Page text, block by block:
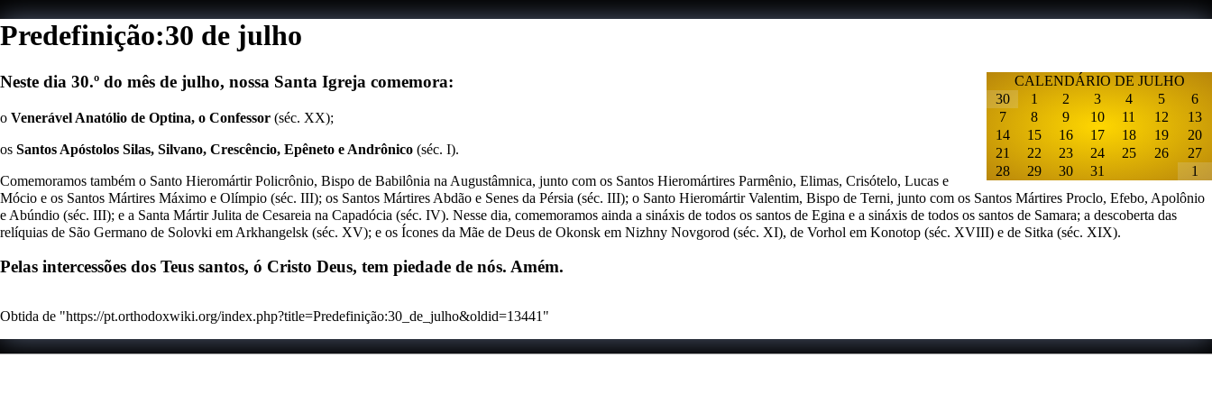
Predefinição:30 de julho
CALENDÁRIO DE JULHO
30
1 2 3 4 5
6
7
8 9 10 11 12
13
14
15 16 17 18 19
20
21
22 23 24 25 26
27
28
29 30 31 1
Neste dia 30.º do mês de julho, nossa Santa Igreja comemora:
o Venerável Anatólio de Optina, o Confessor (séc. XX);
os Santos Apóstolos Silas, Silvano, Crescêncio, Epêneto e Andrônico (séc. I).
Comemoramos também o Santo Hieromártir Policrônio, Bispo de Babilônia na Augustâmnica, junto com os Santos Hieromártires Parmênio, Elimas, Crisótelo, Lucas e
Mócio e os Santos Mártires Máximo e Olímpio (séc. III); os Santos Mártires Abdão e Senes da Pérsia (séc. III); o Santo Hieromártir Valentim, Bispo de Terni, junto com os Santos Mártires Proclo, Efebo, Apolônio
e Abúndio (séc. III); e a Santa Mártir Julita de Cesareia na Capadócia (séc. IV). Nesse dia, comemoramos ainda a sináxis de todos os santos de Egina e a sináxis de todos os santos de Samara; a descoberta das
relíquias de São Germano de Solovki em Arkhangelsk (séc. XV); e os Ícones da Mãe de Deus de Okonsk em Nizhny Novgorod (séc. XI), de Vorhol em Konotop (séc. XVIII) e de Sitka (séc. XIX).
Pelas intercessões dos Teus santos, ó Cristo Deus, tem piedade de nós. Amém.
Obtida de "https://pt.orthodoxwiki.org/index.php?title=Predefinição:30_de_julho&oldid=13441 "